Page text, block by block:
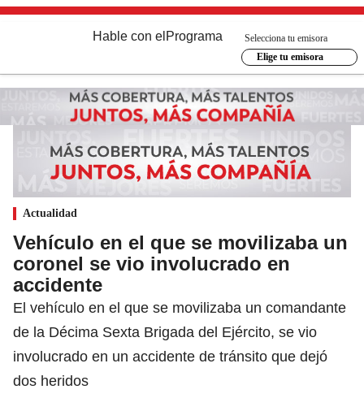
Hable con el Programa
Selecciona tu emisora
Elige tu emisora
Actualidad
Vehículo en el que se movilizaba un
coronel se vio involucrado en
accidente
El vehículo en el que se movilizaba un comandante
de la Décima Sexta Brigada del Ejército, se vio
involucrado en un accidente de tránsito que dejó
dos heridos